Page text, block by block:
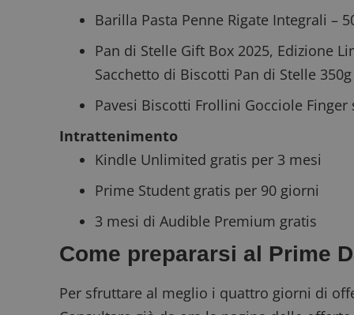
Barilla Pasta Penne Rigate Integrali –
Pan di Stelle Gift Box 2025, Edizione
Sacchetto di Biscotti Pan di Stelle 350g
Pavesi Biscotti Frollini Gocciole Finger
Intrattenimento
Kindle Unlimited gratis per 3 mesi
Prime Student gratis per 90 giorni
3 mesi di Audible Premium gratis
Come prepararsi al Prime
Per sfruttare al meglio i quattro giorni di
FCCDCF
__eoi